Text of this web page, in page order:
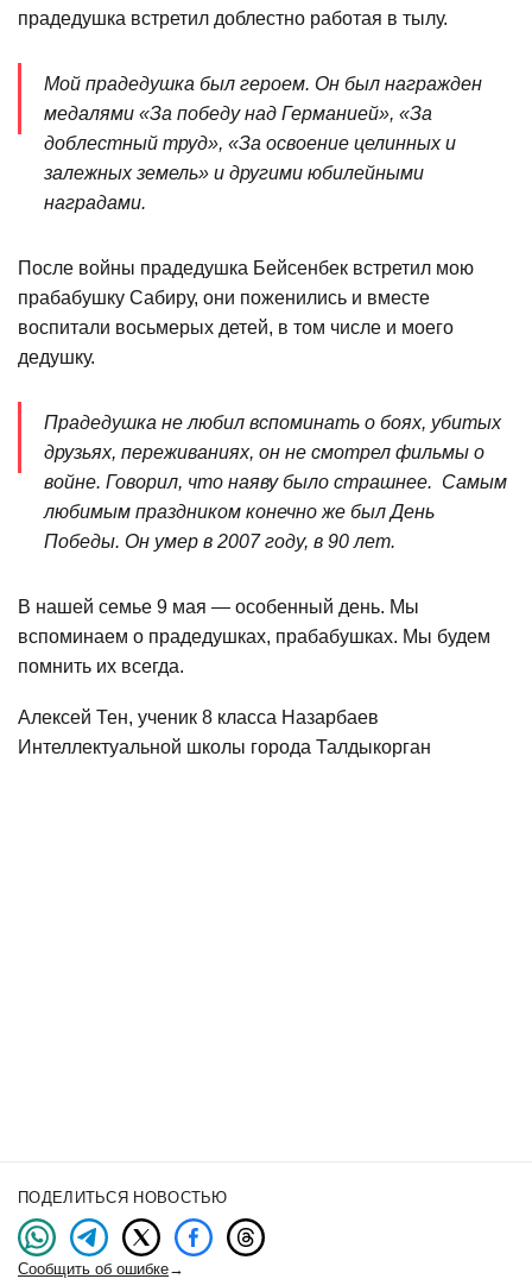
прадедушка встретил доблестно работая в тылу.
Мой прадедушка был героем. Он был награжден
медалями «За победу над Германией», «За
доблестный труд», «За освоение целинных и
залежных земель» и другими юбилейными
наградами.
После войны прадедушка Бейсенбек встретил мою
прабабушку Сабиру, они поженились и вместе
воспитали восьмерых детей, в том числе и моего
дедушку.
Прадедушка не любил вспоминать о боях, убитых
друзьях, переживаниях, он не смотрел фильмы о
войне. Говорил, что наяву было страшнее. Самым
любимым праздником конечно же был День
Победы. Он умер в 2007 году, в 90 лет.
В нашей семье 9 мая — особенный день. Мы
вспоминаем о прадедушках, прабабушках. Мы будем
помнить их всегда.
Алексей Тен, ученик 8 класса Назарбаев
Интеллектуальной школы города Талдыкорган
ПОДЕЛИТЬСЯ НОВОСТЬЮ
Сообщить об ошибке→